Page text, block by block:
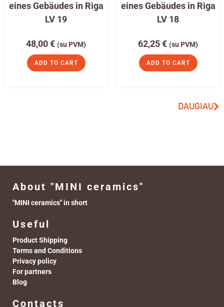
eines Gebäudes in Riga
LV 19
48,00€ (su PVM)
ADD TO CART
eines Gebäudes in Riga
LV 18
62,25€ (su PVM)
ADD TO CART
DAUGIAU
About "MINI ceramics"
"MINI ceramics" in short
Useful
Product Shipping
Terms and Conditions
Privacy policy
For partners
Blog
Contacts